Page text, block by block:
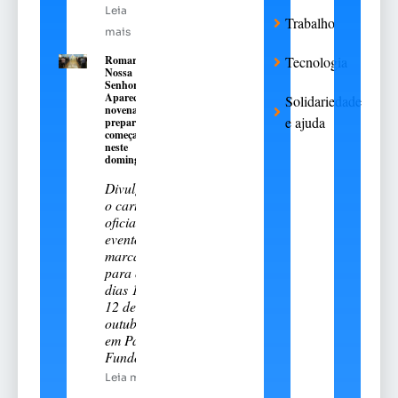
Leia
mais
Romaria de
Nossa
Senhora
Aparecida:
novena
preparatória
começa
neste
domingo, 9
Divulgado
o cartal
oficial do
evento
marcado
para os
dias 11 e
12 de
outubro
em Passo
Fundo
Leia mais
Trabalho
Tecnologia
Solidariedade
e ajuda